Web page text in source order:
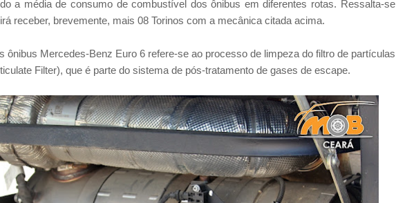
a média de consumo de combustível dos ônibus em diferentes rotas. Ressalta-se
receber, brevemente, mais 08 Torinos com a mecânica citada acima.
ônibus Mercedes-Benz Euro 6 refere-se ao processo de limpeza do filtro de partículas
Filter), que é parte do sistema de pós-tratamento de gases de escape.